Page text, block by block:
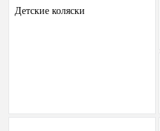
Детские коляски